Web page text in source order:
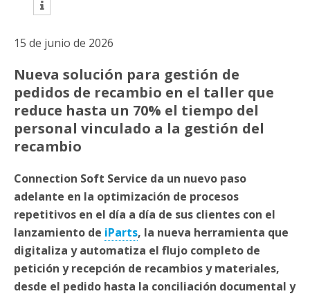
15 de junio de 2026
Nueva solución para gestión de
pedidos de recambio en el taller que
reduce hasta un 70% el tiempo del
personal vinculado a la gestión del
recambio
Connection Soft Service da un nuevo paso
adelante en la optimización de procesos
repetitivos en el día a día de sus clientes con el
lanzamiento de iParts, la nueva herramienta que
digitaliza y automatiza el flujo completo de
petición y recepción de recambios y materiales,
desde el pedido hasta la conciliación documental y